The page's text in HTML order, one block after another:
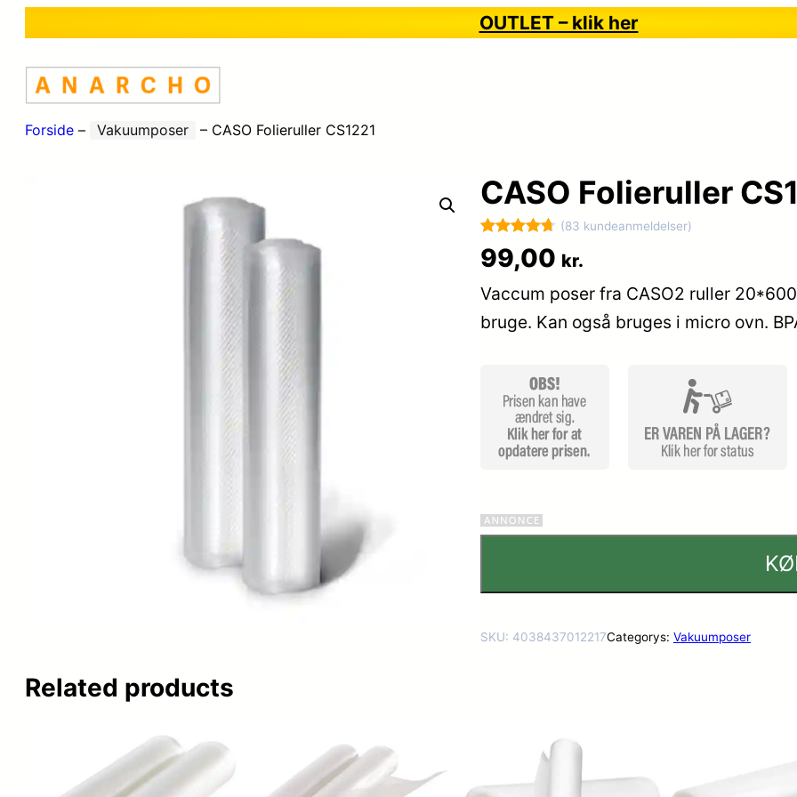
OUTLET – klik her
Forside – Vakuumposer – CASO Folieruller CS1221
CASO Folieruller
Bedømt
som4.7
ud af 5
baseret på
83
kundebedø
(83 kundeanmeldelser)
99,00 kr.
Vaccum poser fra CASO2 ruller
bruge. Kan også bruges i micro ovn.
SKU: 4038437012217Categorys: Vakuumposer
Related products